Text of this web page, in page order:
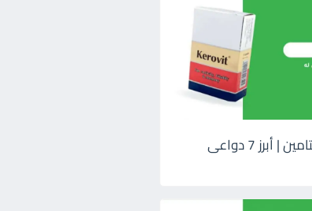
كيروفيت Kerovit فيتامين | أبرز 7 دواعى